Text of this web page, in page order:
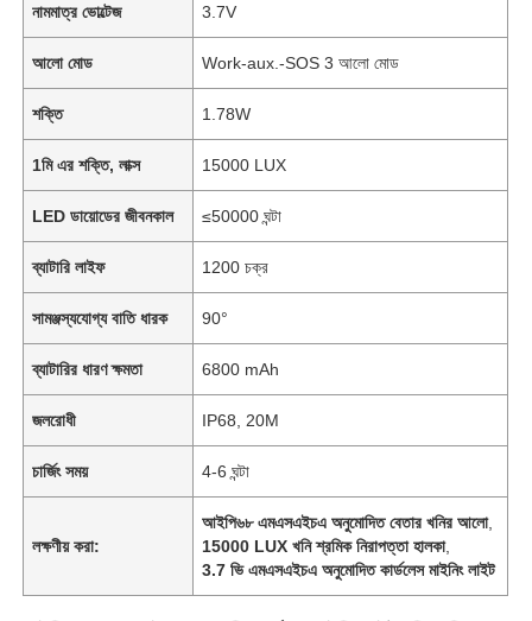
নামমাত্র ভোল্টেজ 3.7V
আলো মোড Work-aux.-SOS 3 আলো মোড
শক্তি 1.78W
1মি এর শক্তি, লাক্স 15000 LUX
LED ডায়োডের জীবনকাল ≤50000 ঘন্টা
ব্যাটারি লাইফ 1200 চক্র
সামঞ্জস্যযোগ্য বাতি ধারক 90°
ব্যাটারির ধারণ ক্ষমতা 6800 mAh
জলরোধী IP68, 20M
চার্জিং সময় 4-6 ঘন্টা
লক্ষণীয় করা:
আইপি৬৮ এমএসএইচএ অনুমোদিত বেতার খনির আলো,
15000 LUX খনি শ্রমিক নিরাপত্তা হালকা,
3.7 ভি এমএসএইচএ অনুমোদিত কার্ডলেস মাইনিং লাইট